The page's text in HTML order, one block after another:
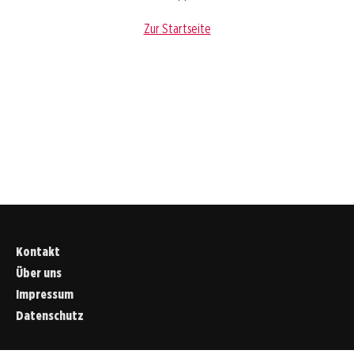
Zur Startseite
Kontakt
Über uns
Impressum
Datenschutz